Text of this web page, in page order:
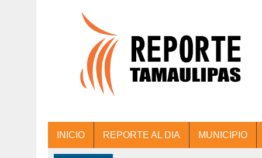
INICIO REPORTE AL DIA MUNICIPIO